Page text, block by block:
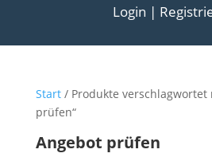
Login |
Start/ Produkte verschlagwortet
prüfen“
Angebot prüfen